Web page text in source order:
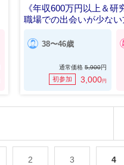
《年収600万円以上＆研
職場での出会いが少ない
38〜46歳
通常価格 5,900円
初参加 3,000円
2 3 4